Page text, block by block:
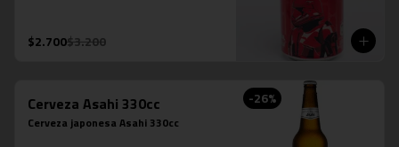
$2.700$3.200
-26%
Cerveza Asahi 330cc
Cerveza japonesa Asahi 330cc